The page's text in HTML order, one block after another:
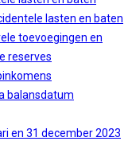
lasten en baten
toevoegingen en
reserves
balansdatum
en 31 december 2023